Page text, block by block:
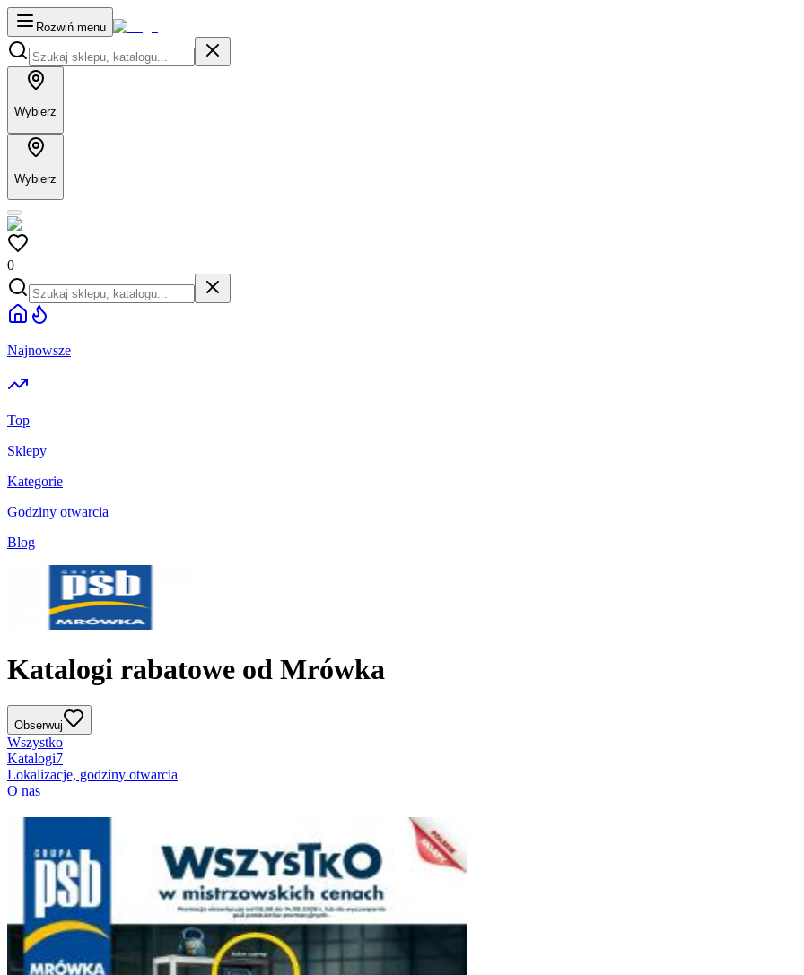
Rozwiń menu
Wybierz
Wybierz
0
Najnowsze
Top
Sklepy
Kategorie
Godziny otwarcia
Blog
Katalogi rabatowe od Mrówka
Obserwuj
Wszystko
Katalogi7
Lokalizacje, godziny otwarcia
O nas